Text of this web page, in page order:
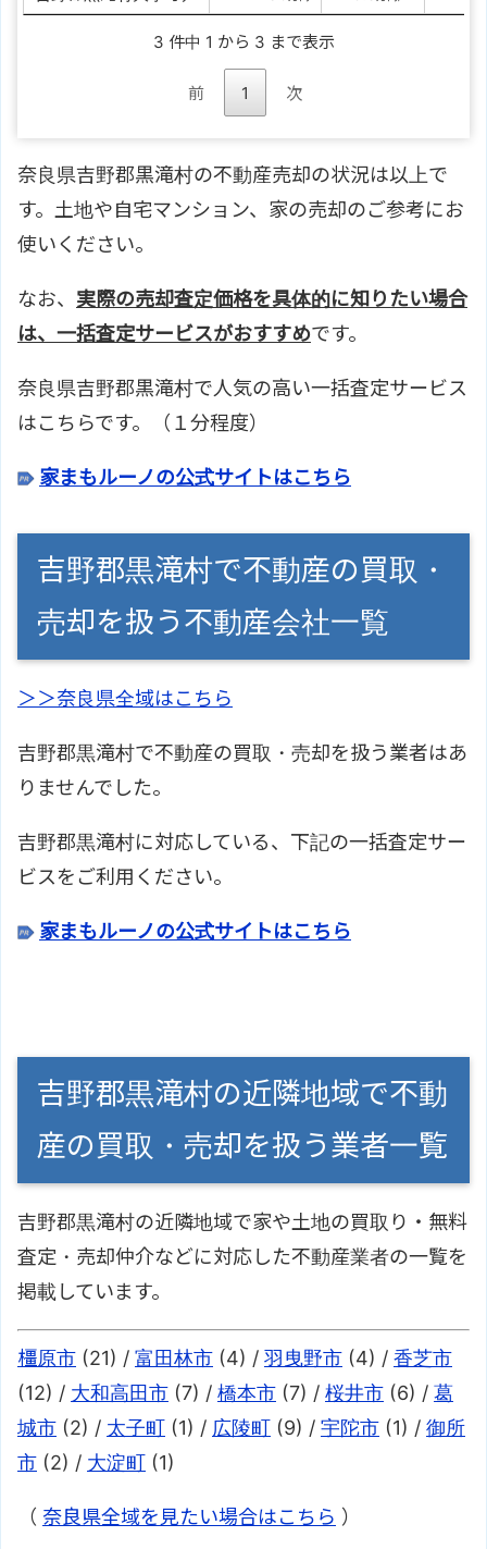
3 件中 1 から 3 まで表示
前 1 次
奈良県吉野郡黒滝村の不動産売却の状況は以上で
す。土地や自宅マンション、家の売却のご参考にお
使いください。
なお、 実際の売却査定価格を具体的に知りたい場合
は、一括査定サービスがおすすめです。
奈良県吉野郡黒滝村で人気の高い一括査定サービス
はこちらです。（１分程度）
家まもルーノの公式サイトはこちら
吉野郡黒滝村で不動産の買取・
売却を扱う不動産会社一覧
＞＞奈良県全域はこちら
吉野郡黒滝村で不動産の買取・売却を扱う業者はあ
りませんでした。
吉野郡黒滝村に対応している、下記の一括査定サー
ビスをご利用ください。
家まもルーノの公式サイトはこちら
吉野郡黒滝村の近隣地域で不動
産の買取・売却を扱う業者一覧
吉野郡黒滝村の近隣地域で家や土地の買取り・無料
査定・売却仲介などに対応した不動産業者の一覧を
掲載しています。
橿原市 (21) / 富田林市 (4) / 羽曳野市 (4) / 香芝市
(12) / 大和高田市 (7) / 橋本市 (7) / 桜井市 (6) / 葛
城市 (2) / 太子町 (1) / 広陵町 (9) / 宇陀市 (1) / 御所
市 (2) / 大淀町 (1)
（ 奈良県全域を見たい場合はこちら ）